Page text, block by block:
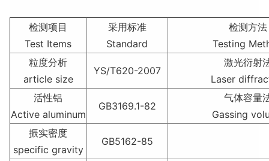
检测项目
Test Items
采用标准
Standard
检测方法
Testing
粒度分析
article size
YS/T620-2007
激光衍射
Laser
活性铝
Active aluminum
GB3169.1-82
气体容量
Gassing
振实密度
specific gravity
GB5162-85